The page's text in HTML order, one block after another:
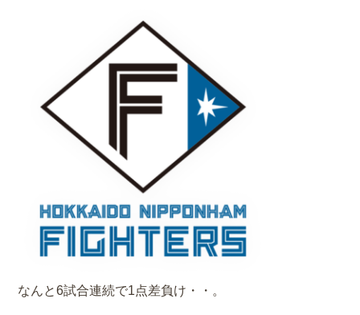
なんと6試合連続で1点差負け・・。